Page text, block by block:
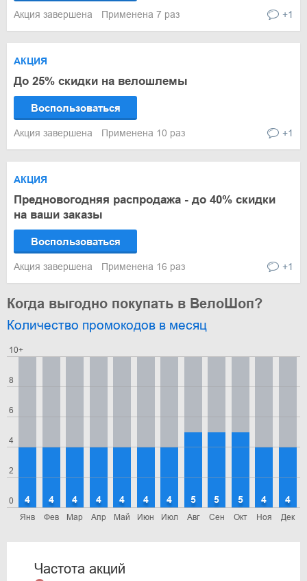
Акция завершена Применена 7 раз +1
АКЦИЯ
До 25% скидки на велошлемы
Воспользоваться
Акция завершена Применена 10 раз +1
АКЦИЯ
Предновогодняя распродажа - до 40% скидки
на ваши заказы
Воспользоваться
Акция завершена Применена 16 раз +1
Когда выгодно покупать в ВелоШоп?
Количество промокодов в месяц
0
2
4
6
8
10+
Янв
4
Фев
4
Мар
4
Апр
4
Май
4
Июн
4
Июл
4
Авг
5
Сен
5
Окт
5
Ноя
4
Дек
4
Частота акций